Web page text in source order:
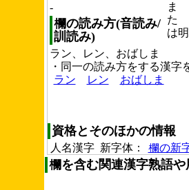
ま
た
は
-
欄の読み方(音読み/
訓読み)
ラン、レン、おばしま
・同一の読み方をする漢字
ラン
レン おばしま
資格とそのほかの情報
人名漢字 新字体： 欄の新
欄を含む関連漢字熟語や